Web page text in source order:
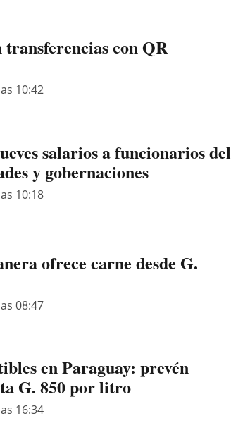
con QR
10:42
salarios a funcionarios del
y gobernaciones
10:18
ofrece carne desde G.
08:47
en Paraguay: prevén
G. 850 por litro
16:34